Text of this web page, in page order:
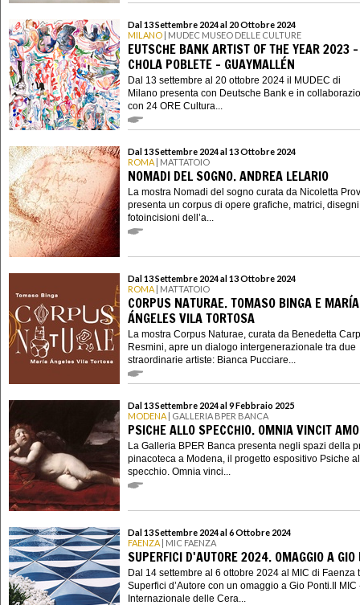
Dal 13 Settembre 2024 al 20 Ottobre 2024
MILANO | MUDEC MUSEO DELLE CULTURE
EUTSCHE BANK ARTIST OF THE YEAR 2023
CHOLA POBLETE – GUAYMALLÉN
Dal 13 settembre al 20 ottobre 2024 il MUDEC di
Milano presenta con Deutsche Bank e in
con 24 ORE Cultura...
Dal 13 Settembre 2024 al 13 Ottobre 2024
ROMA | MATTATOIO
NOMADI DEL SOGNO. ANDREA LELARIO
La mostra Nomadi del sogno curata da Nicoletta
presenta un corpus di opere grafiche, matrici,
fotoincisioni dell’a...
Dal 13 Settembre 2024 al 13 Ottobre 2024
ROMA | MATTATOIO
CORPUS NATURAE. TOMASO BINGA E MARÍA
ÁNGELES VILA TORTOSA
La mostra Corpus Naturae, curata da Benedetta
Resmini, apre un dialogo intergenerazionale tra due
straordinarie artiste: Bianca Pucciare...
Dal 13 Settembre 2024 al 9 Febbraio 2025
MODENA | GALLERIA BPER BANCA
PSICHE ALLO SPECCHIO. OMNIA VINCIT
La Galleria BPER Banca presenta negli spazi della
pinacoteca a Modena, il progetto espositivo Psiche
specchio. Omnia vinci...
Dal 13 Settembre 2024 al 6 Ottobre 2024
FAENZA | MIC FAENZA
SUPERFICI D'AUTORE 2024. OMAGGIO A GIO
Dal 14 settembre al 6 ottobre 2024 al MIC di Faenza
Superfici d’Autore con un omaggio a Gio Ponti.Il MIC
Internazionale delle Cera...